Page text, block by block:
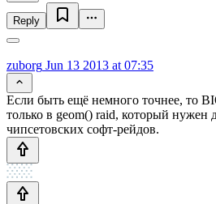
Reply
zuborg Jun 13 2013 at 07:35
Если быть ещё немного точнее, то
только в geom() raid, который нужен
чипсетовских софт-рейдов.